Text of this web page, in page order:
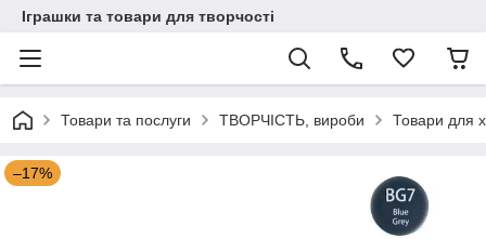
Іграшки та товари для творчості
Товари та послуги ТВОРЧІСТЬ, вироби Товари для
–17%